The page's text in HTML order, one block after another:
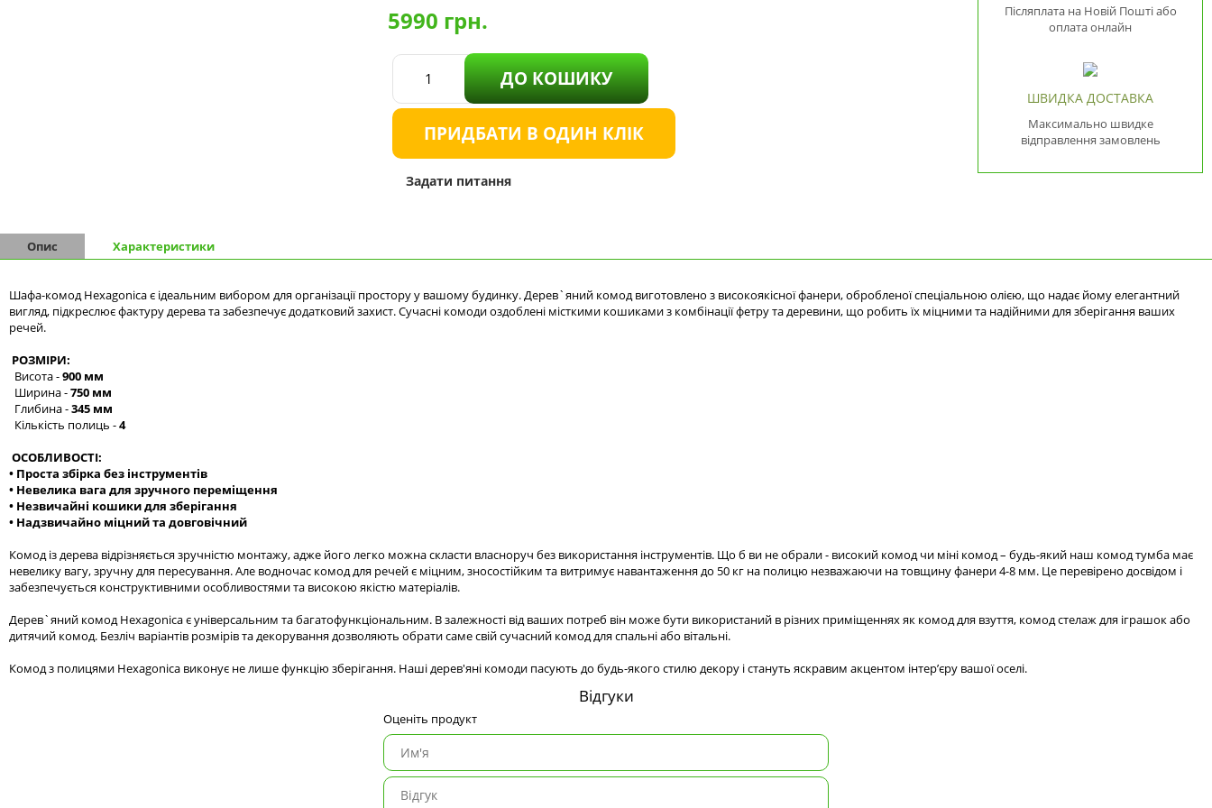
5990 грн.
ДО КОШИКУ
ПРИДБАТИ В ОДИН КЛІК
Задати питання
Післяплата на Новій Пошті або
оплата онлайн
ШВИДКА ДОСТАВКА
Максимально швидке
відправлення замовлень
Опис Характеристики
Шафа-комод Hexagonica є ідеальним вибором для організації простору у вашому будинку. Дерев`яний комод виготовлено з високоякісної фанери, обробленої спеціальною олією, що надає йому елегантний
вигляд, підкреслює фактуру дерева та забезпечує додатковий захист. Сучасні комоди оздоблені місткими кошиками з комбінації фетру та деревини, що робить їх міцними та надійними для зберігання ваших
речей.
РОЗМІРИ:
Висота -900 мм
Ширина -750 мм
Глибина -345 мм
Кількість полиць -4
ОСОБЛИВОСТІ:
• Проста збірка без інструментів
• Невелика вага для зручного переміщення
• Незвичайні кошики для зберігання
• Надзвичайно міцний та довговічний
Комод із дерева відрізняється зручністю монтажу, адже його легко можна скласти власноруч без використання інструментів. Що б ви не обрали - високий комод чи міні комод – будь-який наш комод тумба має
невелику вагу, зручну для пересування. Але водночас комод для речей є міцним, зносостійким та витримує навантаження до 50 кг на полицю незважаючи на товщину фанери 4-8 мм. Це перевірено досвідом і
забезпечується конструктивними особливостями та високою якістю матеріалів.
Дерев`яний комод Hexagonica є універсальним та багатофункціональним. В залежності від ваших потреб він може бути використаний в різних приміщеннях як комод для взуття, комод стелаж для іграшок або
дитячий комод. Безліч варіантів розмірів та декорування дозволяють обрати саме свій сучасний комод для спальні або вітальні.
Комод з полицями Hexagonica виконує не лише функцію зберігання. Наші дерев'яні комоди пасують до будь-якого стилю декору і стануть яскравим акцентом інтер’єру вашої оселі.
Відгуки
Оценіть продукт